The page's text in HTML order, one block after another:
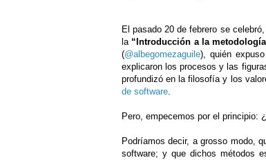
El pasado 20 de febrero se
la “Introducción a la
(@albegomezaguile), quién
explicaron los procesos y las
profundizó en la filosofía y los
de software.
Pero, empecemos por el principio: ¿
Podríamos decir, a grosso modo,
software; y que dichos métodos